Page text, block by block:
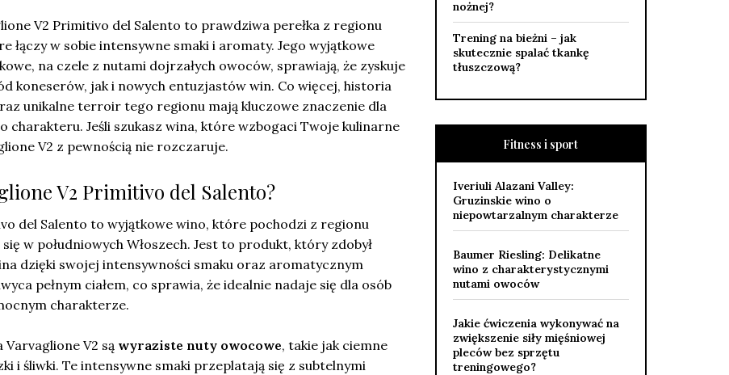
V2 Primitivo del Salento to prawdziwa perełka z regionu
łączy w sobie intensywne smaki i aromaty. Jego wyjątkowe
na czele z nutami dojrzałych owoców, sprawiają, że zyskuje
koneserów, jak i nowych entuzjastów win. Co więcej, historia
unikalne terroir tego regionu mają kluczowe znaczenie dla
charakteru. Jeśli szukasz wina, które wzbogaci Twoje kulinarne
V2 z pewnością nie rozczaruje.
V2 Primitivo del Salento?
del Salento to wyjątkowe wino, które pochodzi z regionu
w południowych Włoszech. Jest to produkt, który zdobył
dzięki swojej intensywności smaku oraz aromatycznym
pełnym ciałem, co sprawia, że idealnie nadaje się dla osób
charakterze.
V2 są wyraziste nuty owocowe, takie jak ciemne
i śliwki. Te intensywne smaki przeplatają się z subtelnymi
nożnej?
Trening na bieżni – jak
skutecznie spalać tkankę
tłuszczową?
Fitness i sport
Iveriuli Alazani Valley:
Gruzinskie wino o
niepowtarzalnym charakterze
Baumer Riesling: Delikatne
wino z charakterystycznymi
nutami owoców
Jakie ćwiczenia wykonywać na
zwiększenie siły mięśniowej
pleców bez sprzętu
treningowego?